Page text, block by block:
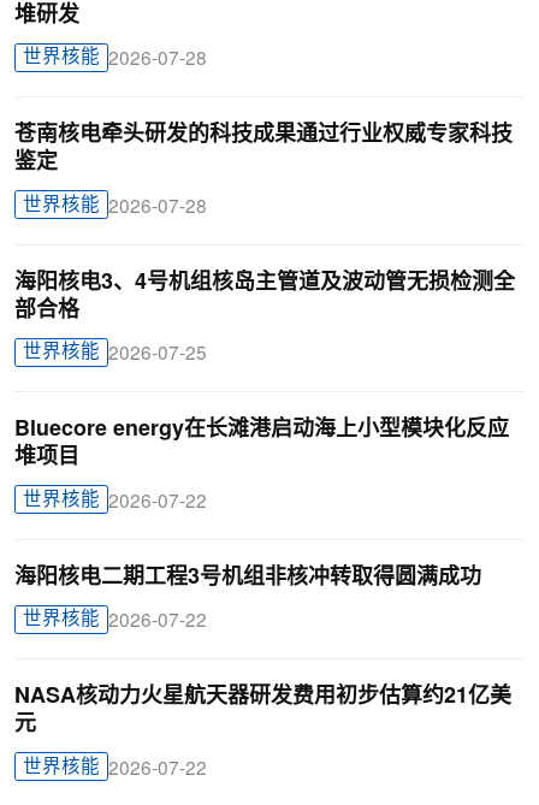
堆研发
世界核能 2026-07-28
苍南核电牵头研发的科技成果通过行业权威专家科技
鉴定
世界核能 2026-07-28
海阳核电3、4号机组核岛主管道及波动管无损检测全
部合格
世界核能 2026-07-25
Bluecore energy在长滩港启动海上小型模块化反应
堆项目
世界核能 2026-07-22
海阳核电二期工程3号机组非核冲转取得圆满成功
世界核能 2026-07-22
NASA核动力火星航天器研发费用初步估算约21亿美
元
世界核能 2026-07-22